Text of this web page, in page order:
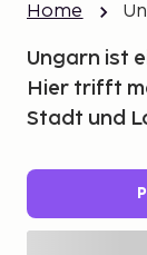
Home
Ungarn ist
Hier trifft
Stadt und